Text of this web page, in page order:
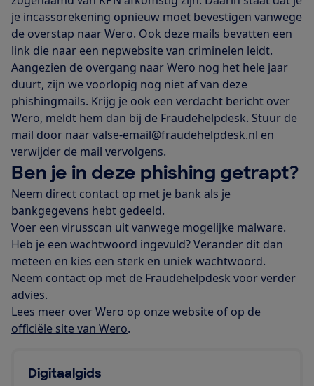
je incassorekening opnieuw moet bevestigen vanwege
de overstap naar Wero. Ook deze mails bevatten een
link die naar een nepwebsite van criminelen leidt.
Aangezien de overgang naar Wero nog het hele jaar
duurt, zijn we voorlopig nog niet af van deze
phishingmails. Krijg je ook een verdacht bericht over
Wero, meldt hem dan bij de Fraudehelpdesk. Stuur de
mail door naarvalse-email@fraudehelpdesk.nl en
verwijder de mail vervolgens.
Ben je in deze phishing getrapt?
Neem direct contact op met je bank als je
bankgegevens hebt gedeeld.
Voer een virusscan uit vanwege mogelijke malware.
Heb je een wachtwoord ingevuld? Verander dit dan
meteen en kies een sterk en uniek wachtwoord.
Neem contact op met de Fraudehelpdesk voor verder
advies.
Lees meer overWero op onze website of op de
officiële site van Wero.
Digitaalgids